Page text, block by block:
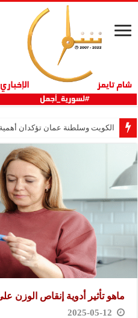
الكويت وسلطنة عمان تؤكدان
ماهو تأثير أدوية إنقاص الوزن
2025-05-12